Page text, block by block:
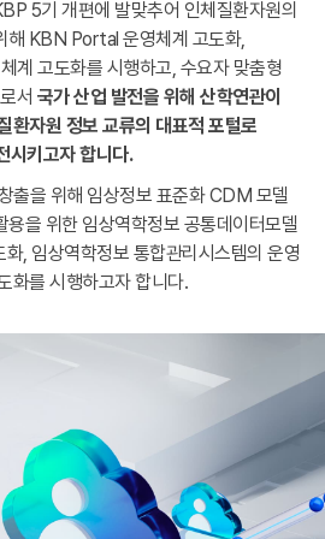
5기 개편에 발맞추어 인체질환자원의
해 KBN Portal 운영체계 고도화,
계 고도화를 시행하고, 수요자 맞춤형
서 국가 산업 발전을 위해 산학연관이
환자원 정보 교류의 대표적 포털로
시키고자 합니다.
출을 위해 임상정보 표준화 CDM 모델
용을 위한 임상역학정보 공통데이터모델
, 임상역학정보 통합관리시스템의 운영
화를 시행하고자 합니다.